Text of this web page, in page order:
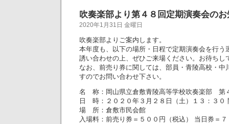
吹奏楽部より第４８回定期演奏会の
2020年1月31日 金曜日
吹奏楽部よりご案内します。
本年度も、以下の場所・日程で定期演奏会を行う
誘い合わせの上、ぜひご来場ください。お待ちし
なお、前売り券に関しては、部員・青陵高校・中
すのでお問い合わせ下さい。
名 称：岡山県立倉敷青陵高等学校吹奏楽部 第
日 時：２０２０年３月２８日（土）１３：３
場 所：倉敷市民会館
入場料：前売り券＝５００円（税込） 当日券＝